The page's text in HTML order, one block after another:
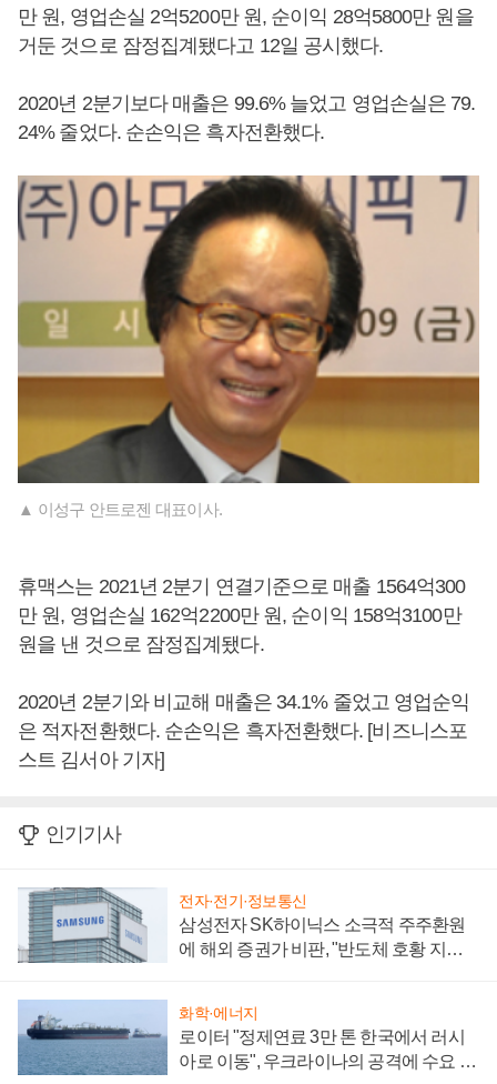
만 원, 영업손실 2억5200만 원, 순이익 28억5800만 원을
거둔 것으로 잠정집계됐다고 12일 공시했다.
2020년 2분기보다 매출은 99.6% 늘었고 영업손실은 79.
24% 줄었다. 순손익은 흑자전환했다.
▲ 이성구 안트로젠 대표이사.
휴맥스는 2021년 2분기 연결기준으로 매출 1564억300
만 원, 영업손실 162억2200만 원, 순이익 158억3100만
원을 낸 것으로 잠정집계됐다.
2020년 2분기와 비교해 매출은 34.1% 줄었고 영업순익
은 적자전환했다. 순손익은 흑자전환했다. [비즈니스포
스트 김서아 기자]
인기기사
전자·전기·정보통신
삼성전자 SK하이닉스 소극적 주주환원
에 해외 증권가 비판, "반도체 호황 지속
화학·에너지
로이터 "정제연료 3만 톤 한국에서 러시
아로 이동", 우크라이나의 공격에 수요 늘